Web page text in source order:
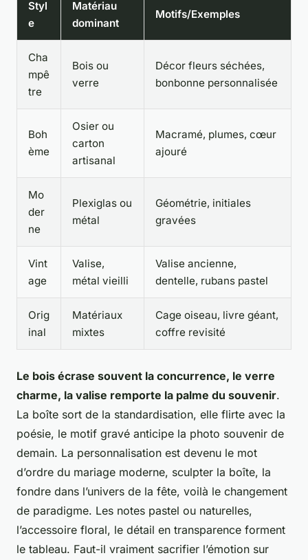
Styl
e
Matériau
dominant
Motifs/Exemples
Cha
mpê
tre
Bois ou
verre
Décor fleurs séchées,
bonbonne personnalisée
Boh
ème
Osier ou
carton
artisanal
Macramé, plumes, cœur
ajouré
Mo
der
ne
Plexiglas ou
métal
Géométrie, initiales
gravées
Vint
age
Valise,
métal vieilli
Valise ancienne,
dentelle, rubans pastel
Orig
inal
Matériaux
mixtes
Cage oiseau, livre géant,
coffre revisité
Le bois écrase souvent la concurrence, le verre
charme, la valise remporte la palme du souvenir.
La boîte sort de la standardisation, elle flirte avec la
poésie, le motif gravé anticipe la photo souvenir de
demain. La personnalisation est devenu le mot
d’ordre du mariage moderne, sculpter la boîte, la
fondre dans l’univers de la fête, voilà le changement
de paradigme. Les notes pastel ou naturelles,
l’accessoire floral, le détail en transparence forment
le tableau. Faut-il vraiment sacrifier l’émotion sur